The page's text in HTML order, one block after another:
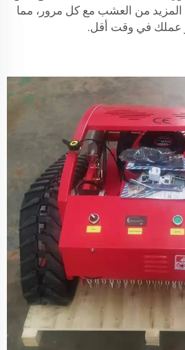
المزيد من العشب مع كل مرور، مما
عملك في وقت أقل.